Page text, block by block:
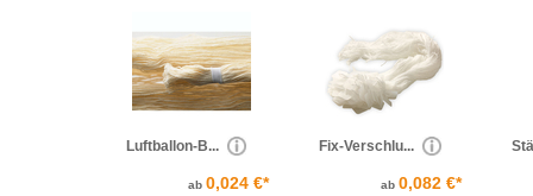
Luftballon-B...
ab 0,024 €*
Fix-Verschlu...
ab 0,082 €*